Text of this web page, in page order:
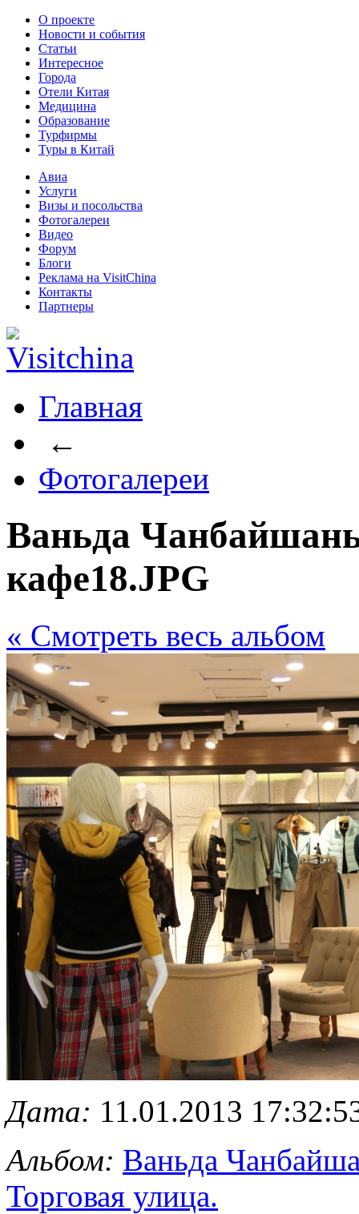
О проекте
Новости и события
Статьи
Интересное
Города
Отели Китая
Медицина
Образование
Турфирмы
Туры в Китай
Авиа
Услуги
Визы и посольства
Фотогалереи
Видео
Форум
Блоги
Реклама на VisitChina
Контакты
Партнеры
Главная
←
Фотогалереи
Ваньда
кафе18.JPG
« Cмотреть весь альбом
Дата: 11.01.2013
Альбом: Ваньда
Торговая улица.